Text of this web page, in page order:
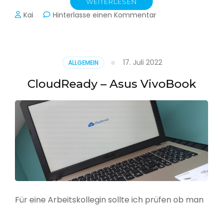
Kai Hinterlasse einen Kommentarzu
Jahressicherung
ALLGEMEIN 17. Juli 2022
CloudReady – Asus VivoBook
Für eine Arbeitskollegin sollte ich prüfen ob man